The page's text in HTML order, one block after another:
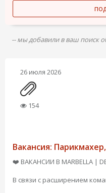
-- мы добавили в ваш поиск
26 июля 2026
154
Вакансия:
❤️ ВАКАНСИИ В MARBELLA |
В связи с расширением